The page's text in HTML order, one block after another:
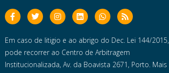
Em caso de litigio e ao abrigo do Dec. Lei 144/2015,
pode recorrer ao Centro de Arbitragem
Institucionalizada, Av. da Boavista 2671, Porto. Mais